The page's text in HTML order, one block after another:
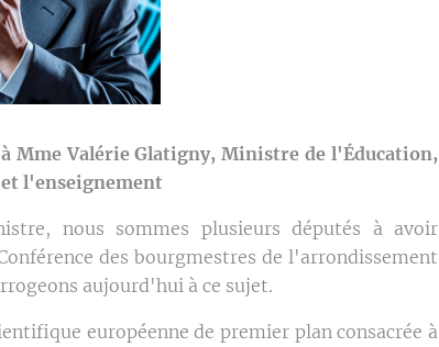
Mme Valérie Glatigny, Ministre de l'Éducation,
et l'enseignement
nous sommes plusieurs députés à avoir
des bourgmestres de l'arrondissement
aujourd'hui à ce sujet.
européenne de premier plan consacrée à